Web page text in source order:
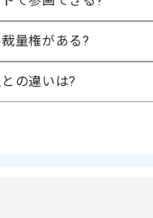
・GitHubを用いたバージ
・ECサイトの開発経験
上記に似た経験やスキル
量権がある?
の違いは?